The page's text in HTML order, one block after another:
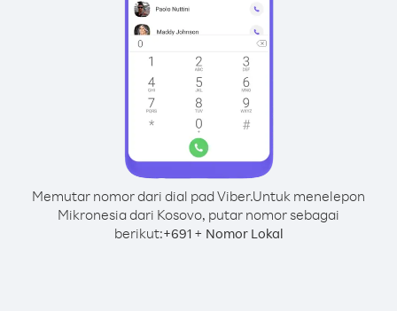
Memutar nomor dari dial pad Viber.Untuk menelepon
Mikronesia dari Kosovo, putar nomor sebagai
berikut:+691+ Nomor Lokal